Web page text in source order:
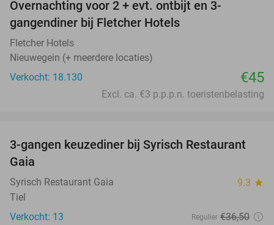
Overnachting voor 2 + evt. ontbijt en 3-
gangendiner bij Fletcher Hotels
Fletcher Hotels
Nieuwegein (+ meerdere locaties)
Verkocht: 18.130
€45
Excl. ca. €3 p.p.p.n. toeristenbelasting
32%
3-gangen keuzediner bij Syrisch Restaurant
Gaia
Syrisch Restaurant Gaia 9.3 star
Tiel
Verkocht: 13
Regulier €36,50